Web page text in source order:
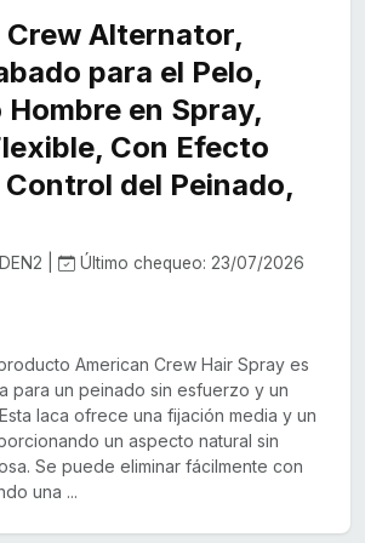
Crew Alternator,
para el Pelo,
Hombre en Spray,
Con Efecto
del Peinado,
|
Último chequeo: 23/07/2026
American Crew Hair Spray es
para un peinado sin esfuerzo y un
laca ofrece una fijación media y un
un aspecto natural sin
Se puede eliminar fácilmente con
una ...